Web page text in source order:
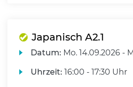
Japanisch A2.1
Datum: Mo. 14.09.2026 -
Uhrzeit: 16:00 - 17:30 Uhr